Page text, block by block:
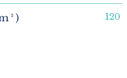
120